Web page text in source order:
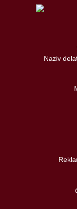
Naziv